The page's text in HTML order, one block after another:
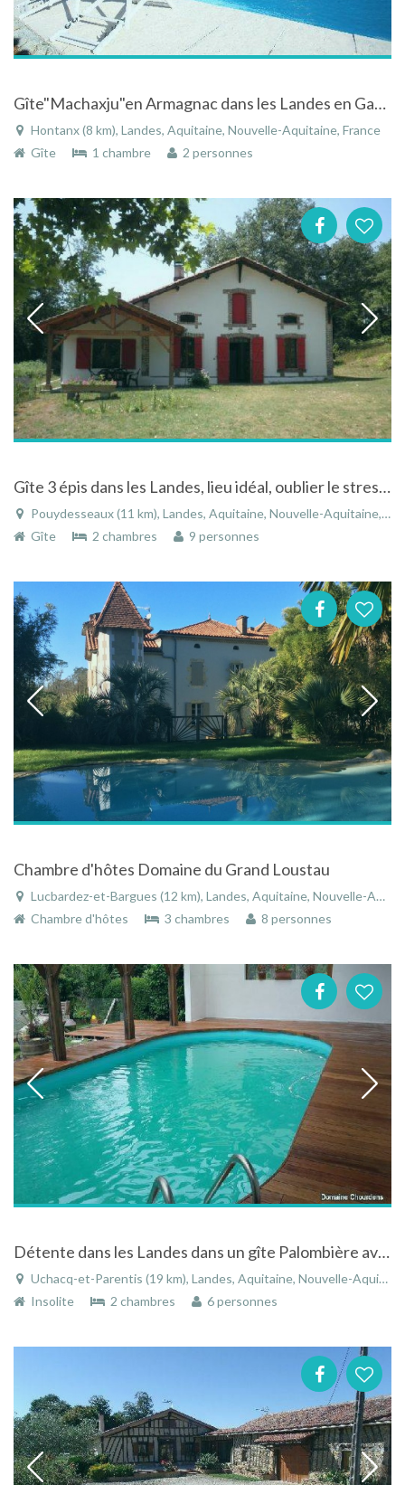
Gîte"Machaxju"en Armagnac dans les Landes en Gascogne avec piscine, spa
Hontanx (8 km), Landes, Aquitaine, Nouvelle-Aquitaine, France
Gîte
1 chambre 2 personnes
Gîte 3 épis dans les Landes, lieu idéal, oublier le stress, profiter d'un environnement privilégié
Pouydesseaux (11 km), Landes, Aquitaine, Nouvelle-Aquitaine, France
Gîte
2 chambres 9 personnes
Chambre d'hôtes Domaine du Grand Loustau
Lucbardez-et-Bargues (12 km), Landes, Aquitaine, Nouvelle-Aquitaine, France
Chambre d'hôtes
3 chambres 8 personnes
Détente dans les Landes dans un gîte Palombière avec accès piscine
Uchacq-et-Parentis (19 km), Landes, Aquitaine, Nouvelle-Aquitaine, France
Insolite
2 chambres 6 personnes